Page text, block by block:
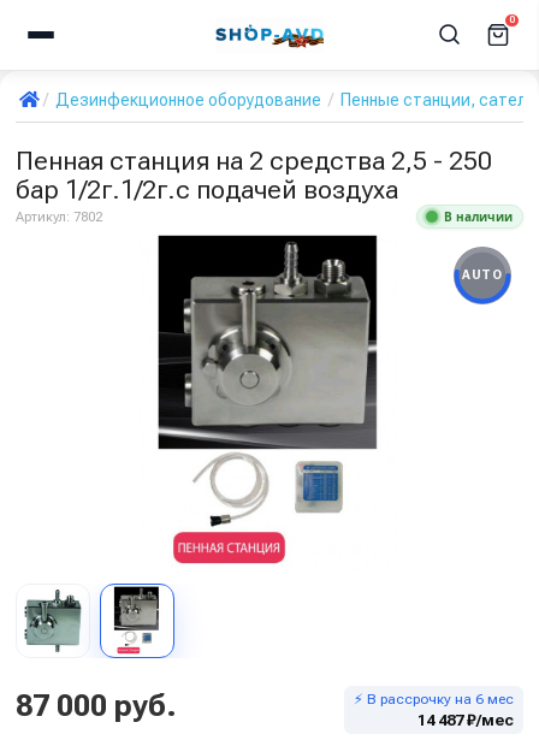
0
Дезинфекционное оборудование Пенные станции,
Пенная станция на 2 средства 2,5 - 250
бар 1/2г.1/2г.с подачей воздуха
Артикул: 7802 В наличии
AUTO
87 000 руб. ⚡ В рассрочку на 6 мес
14 487 ₽/мес